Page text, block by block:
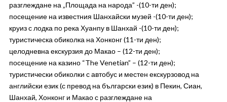
разглеждане на „Площада на народа” -(10-ти ден);
посещение на известния Шанхайски музей -(10-ти ден);
круиз с лодка по река Хуанпу в Шанхай -(10-ти ден);
туристическа обиколка на Хонконг (11-ти ден);
целодневна екскурзия до Макао – (12-ти ден);
посещение на казино “The Venetian” – (12-ти ден);
туристически обиколки с автобус и местен екскурзовод на
английски език (с превод на български език) в Пекин, Сиан,
Шанхай, Хонконг и Макао с разглеждане на